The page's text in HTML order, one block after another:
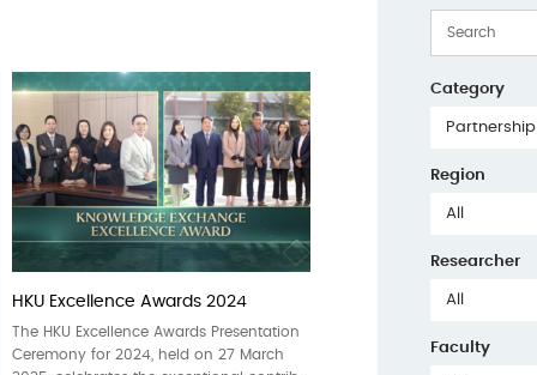
HKU Excellence Awards 2024
The HKU Excellence Awards Presentation
Ceremony for 2024, held on 27 March
Category
Partnership
Region
All
Researcher
All
Faculty